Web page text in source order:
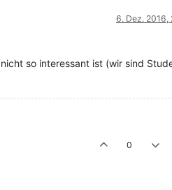
6. Dez. 2016,
so interessant ist (wir sind
0